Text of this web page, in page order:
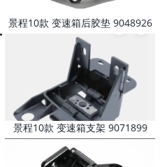
景程10款 变速箱后胶垫 9048926
景程10款 变速箱支架 9071899
9048958